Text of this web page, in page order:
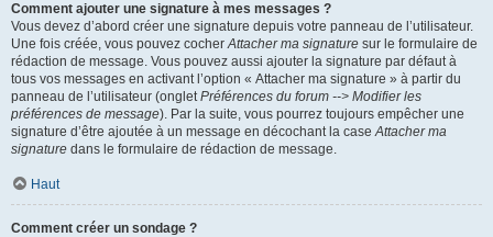
Comment ajouter une signature à mes messages ?
Vous devez d’abord créer une signature depuis votre panneau de l’utilisateur.
Une fois créée, vous pouvez cocherAttacher ma signature sur le formulaire de
rédaction de message. Vous pouvez aussi ajouter la signature par défaut à
tous vos messages en activant l’option « Attacher ma signature » à partir du
panneau de l’utilisateur (ongletPréférences du forum --> Modifier les
préférences de message). Par la suite, vous pourrez toujours empêcher une
signature d’être ajoutée à un message en décochant la caseAttacher ma
signature dans le formulaire de rédaction de message.
Haut
Comment créer un sondage ?